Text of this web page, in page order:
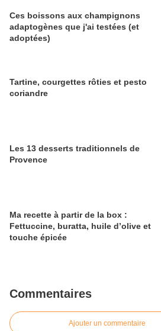
Ces boissons aux champignons
adaptogènes que j'ai testées (et
adoptées)
Tartine, courgettes rôties et pesto
coriandre
Les 13 desserts traditionnels de
Provence
Ma recette à partir de la box :
Fettuccine, buratta, huile d’olive et
touche épicée
Commentaires
Ajouter un commentaire